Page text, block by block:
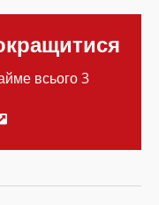
всього 3